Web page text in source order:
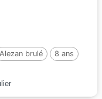
Alezan brulé
8 ans